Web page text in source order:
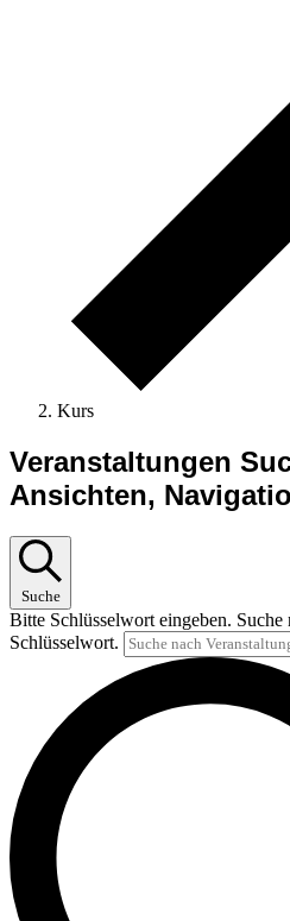
Kurs
Veranstaltungen
Veranstaltungen
Ansichten,
Suche
Bitte Schlüsselwort eingeben. Suche
Schlüsselwort.